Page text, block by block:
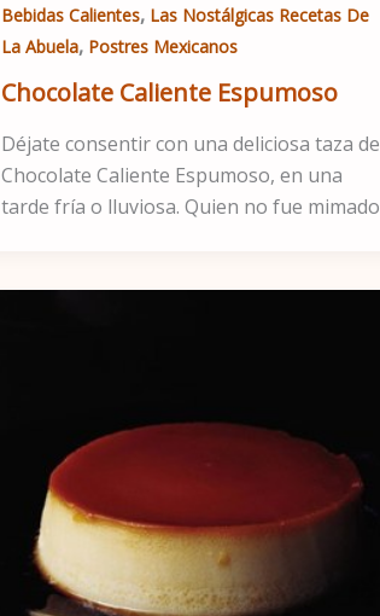
Bebidas Calientes, Las Nostálgicas Recetas De
La Abuela, Postres Mexicanos
Chocolate Caliente Espumoso
Déjate consentir con una deliciosa taza de
Chocolate Caliente Espumoso, en una
tarde fría o lluviosa. Quien no fue mimado